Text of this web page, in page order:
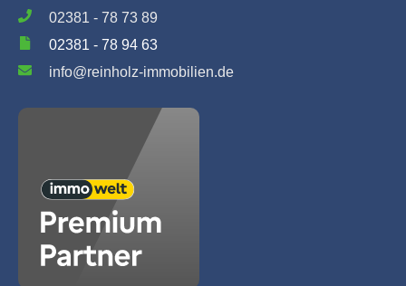
02381 - 78 73 89
02381 - 78 94 63
info@reinholz-immobilien.de